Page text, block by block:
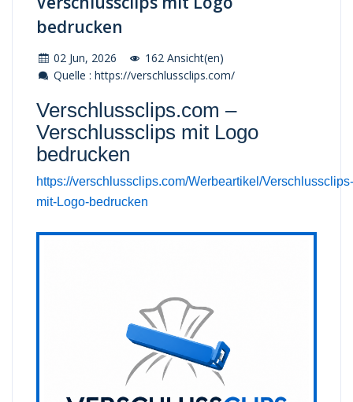
bedrucken
02 Jun, 2026
162 Ansicht(en)
Quelle : https://verschlussclips.com/
Verschlussclips.com –
Verschlussclips mit Logo
bedrucken
https://verschlussclips.com/Werbeartikel/Verschlussclips-
mit-Logo-bedrucken